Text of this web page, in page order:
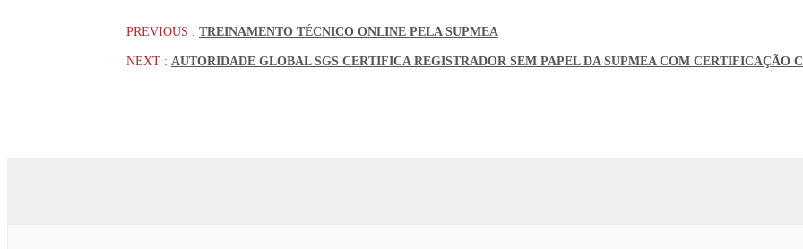
PREVIOUS : TREINAMENTO TÉCNICO ONLINE PELA SUPMEA
NEXT : AUTORIDADE GLOBAL SGS CERTIFICA REGISTRADOR SEM PAPEL DA SUPMEA COM CERTIFICAÇÃO